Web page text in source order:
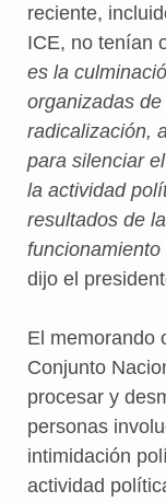
reciente,
ICE, no tenían
es la
organizadas
radicalización,
para silenciar
la actividad
resultados de
dijo el
El memorando
Conjunto
procesar y
personas
intimidación
actividad